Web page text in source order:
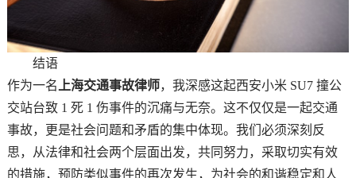
结语
作为一名 上海交通事故律师，我深感这起西安小米 SU7 撞公
交站台致 1 死 1 伤事件的沉痛与无奈。这不仅仅是一起交通
事故，更是社会问题和矛盾的集中体现。我们必须深刻反
思，从法律和社会两个层面出发，共同努力，采取切实有效
的措施，预防类似事件的再次发生，为社会的和谐稳定和人